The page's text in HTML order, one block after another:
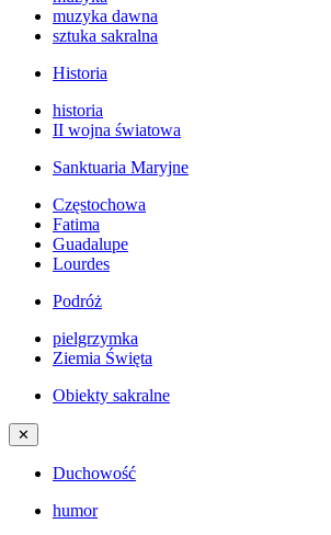
muzyka dawna
sztuka sakralna
Historia
historia
II wojna światowa
Sanktuaria Maryjne
Częstochowa
Fatima
Guadalupe
Lourdes
Podróż
pielgrzymka
Ziemia Święta
Obiekty sakralne
✕
Duchowość
humor